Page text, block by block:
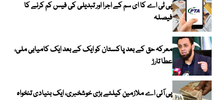
پی ٹی اے کا ای سم کے اجرا اور تبدیلی کی فیس کم کرنے کا
فیصلہ
معرکہ حق کے بعد پاکستان کو ایک کے بعد ایک کامیابی ملی،
عطا تارڑ
پی آئی اے ملازمین کیلئے بڑی خوشخبری، ایک بنیادی تنخواہ